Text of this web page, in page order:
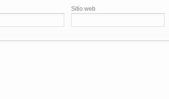
Sitio web